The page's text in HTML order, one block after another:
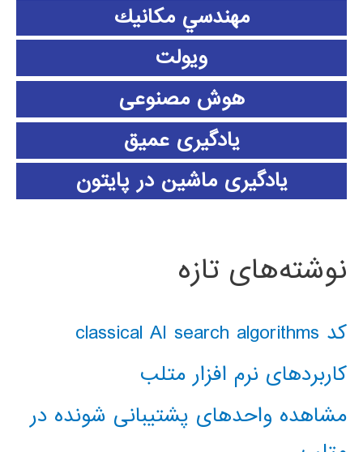
مهندسي مكانيك
ویولت
هوش مصنوعی
یادگیری عمیق
یادگیری ماشین در پایتون
نوشته‌های تازه
کد classical AI search algorithms
کاربردهای نرم افزار متلب
مشاهده واحدهای پشتیبانی شونده در